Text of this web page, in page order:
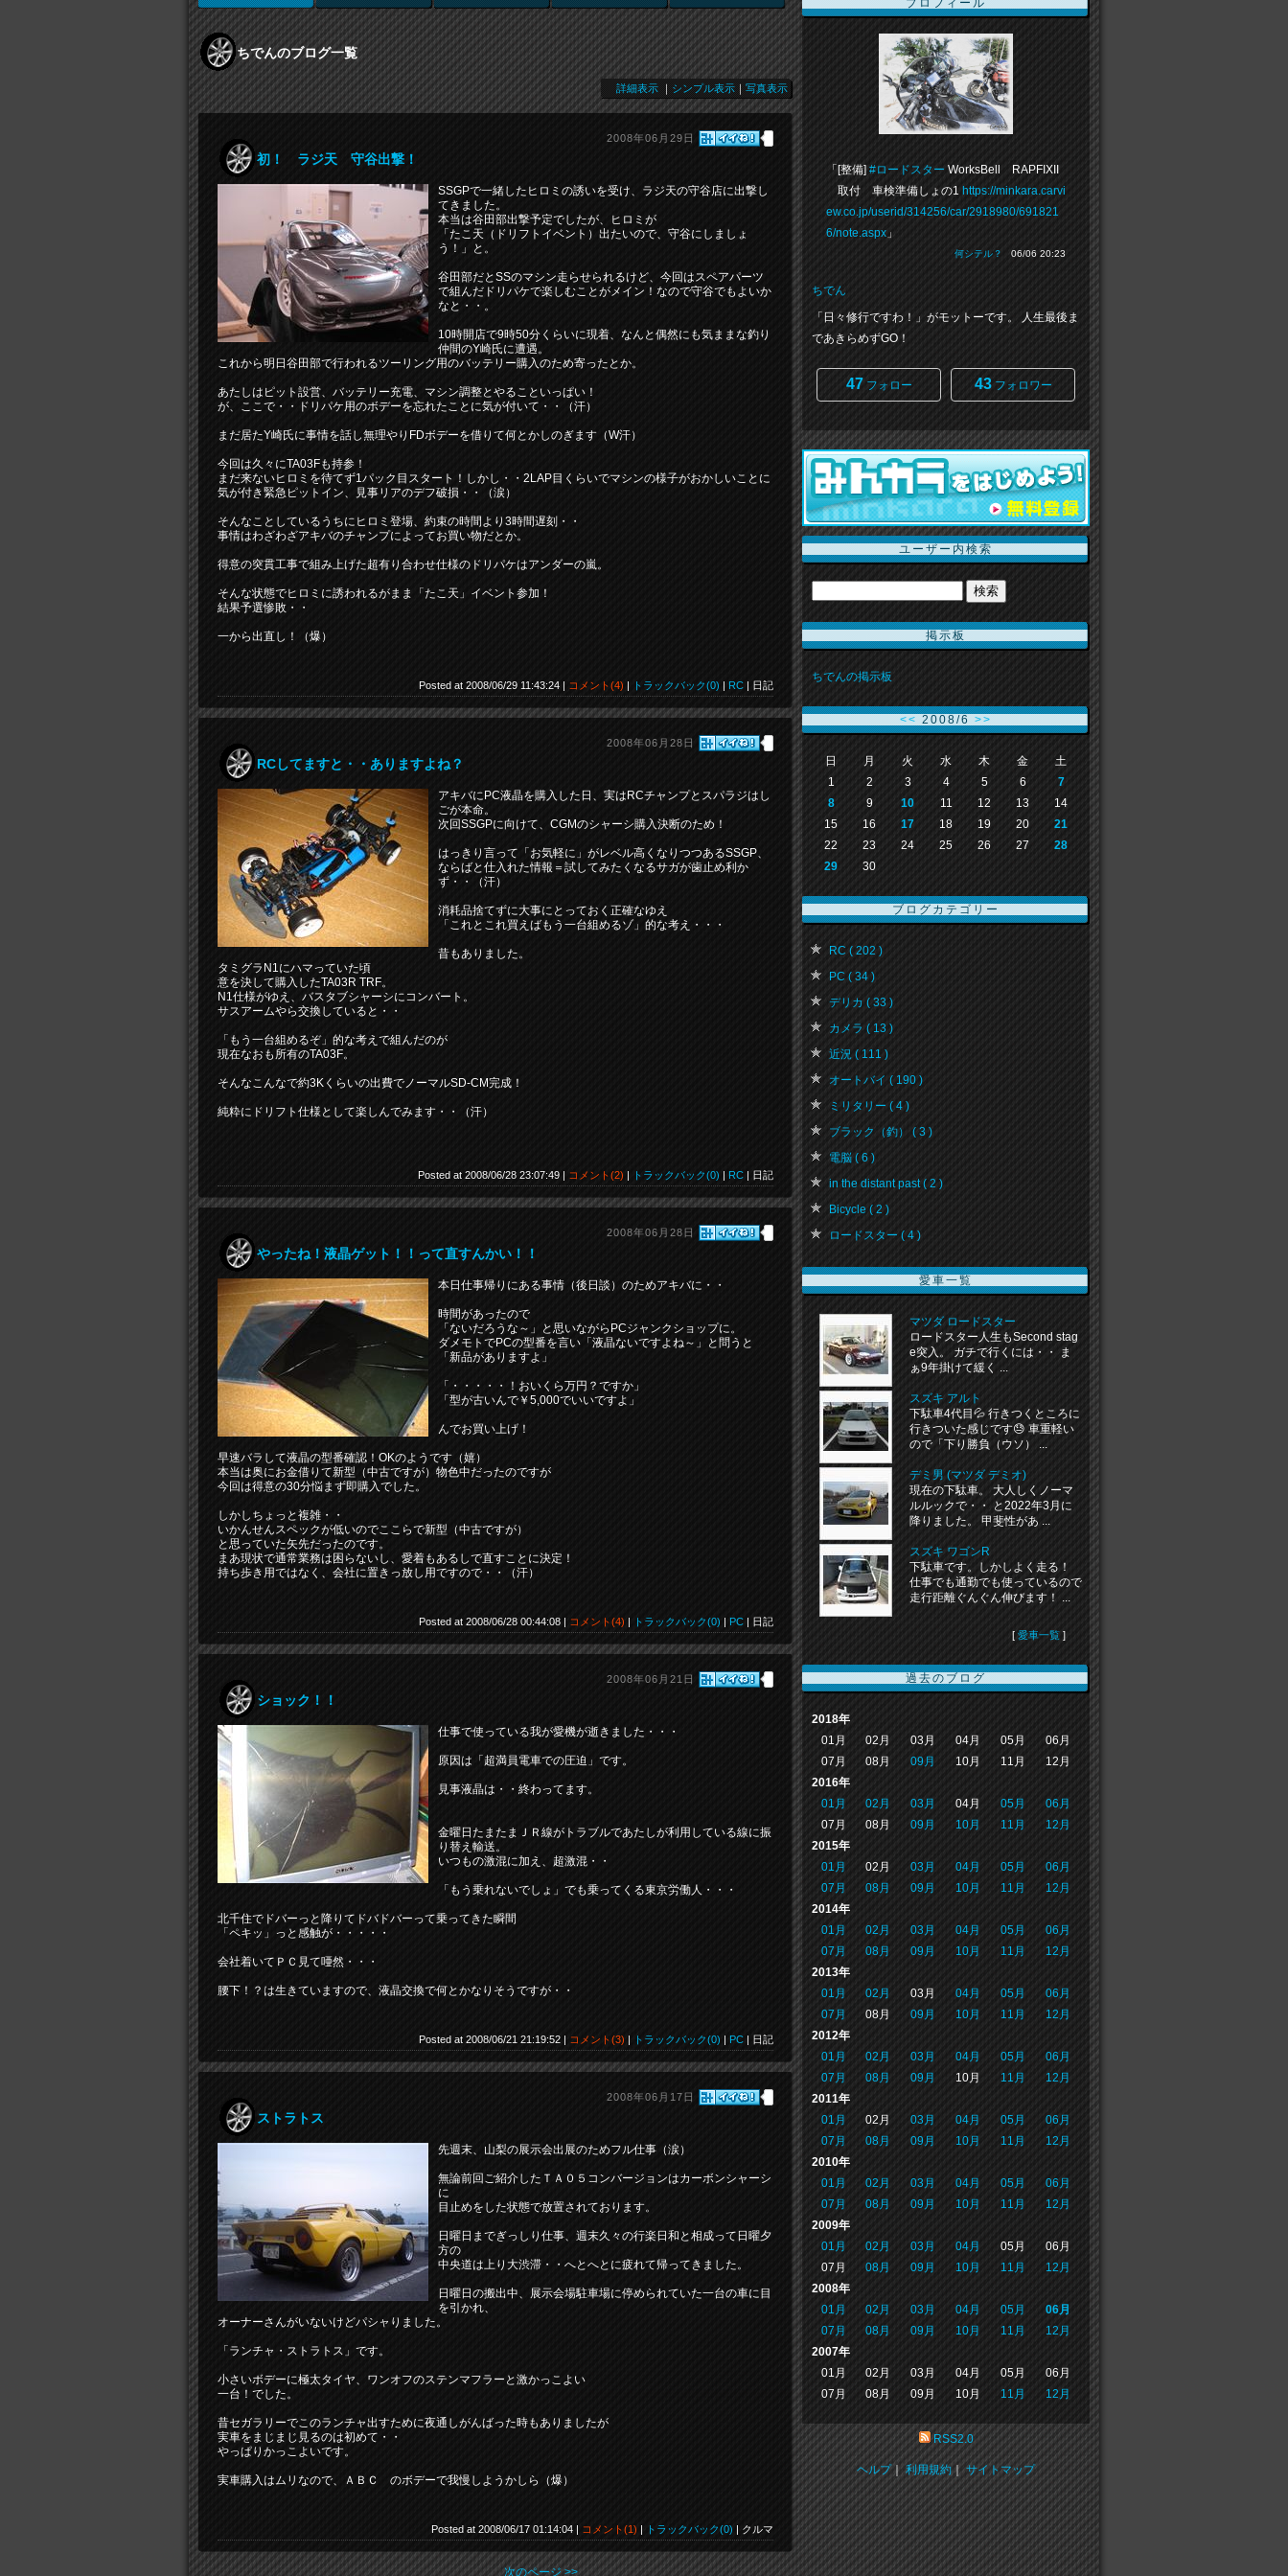
ちでんのブログ一覧
詳細表示 ｜ シンプル表示 ｜ 写真表示
2008年06月29日
初！ ラジ天 守谷出撃！
SSGPで一緒したヒロミの誘いを受け、ラジ天の守谷店に出撃し
てきました。
本当は谷田部出撃予定でしたが、ヒロミが
「たこ天（ドリフトイベント）出たいので、守谷にしましょ
う！」と。
谷田部だとSSのマシン走らせられるけど、今回はスペアパーツ
で組んだドリパケで楽しむことがメイン！なので守谷でもよいか
なと・・。
10時開店で9時50分くらいに現着、なんと偶然にも気ままな釣り
仲間のY崎氏に遭遇。
これから明日谷田部で行われるツーリング用のバッテリー購入のため寄ったとか。
あたしはピット設営、バッテリー充電、マシン調整とやることいっぱい！
が、ここで・・ドリパケ用のボデーを忘れたことに気が付いて・・（汗）
まだ居たY崎氏に事情を話し無理やりFDボデーを借りて何とかしのぎます（W汗）
今回は久々にTA03Fも持参！
まだ来ないヒロミを待てず1パック目スタート！しかし・・2LAP目くらいでマシンの様子がおかしいことに
気が付き緊急ピットイン、見事リアのデフ破損・・（涙）
そんなことしているうちにヒロミ登場、約束の時間より3時間遅刻・・
事情はわざわざアキバのチャンプによってお買い物だとか。
得意の突貫工事で組み上げた超有り合わせ仕様のドリパケはアンダーの嵐。
そんな状態でヒロミに誘われるがまま「たこ天」イベント参加！
結果予選惨敗・・
一から出直し！（爆）
Posted at 2008/06/29 11:43:24 | コメント(4) | トラックバック(0) | RC | 日記
2008年06月28日
RCしてますと・・ありますよね？
アキバにPC液晶を購入した日、実はRCチャンプとスパラジはし
ごが本命。
次回SSGPに向けて、CGMのシャーシ購入決断のため！
はっきり言って「お気軽に」がレベル高くなりつつあるSSGP、
ならばと仕入れた情報＝試してみたくなるサガが歯止め利か
ず・・（汗）
消耗品捨てずに大事にとっておく正確なゆえ
「これとこれ買えばもう一台組めるゾ」的な考え・・・
昔もありました。
タミグラN1にハマっていた頃
意を決して購入したTA03R TRF。
N1仕様がゆえ、バスタブシャーシにコンバート。
サスアームやら交換していると・・
「もう一台組めるぞ」的な考えで組んだのが
現在なおも所有のTA03F。
そんなこんなで約3Kくらいの出費でノーマルSD-CM完成！
純粋にドリフト仕様として楽しんでみます・・（汗）
Posted at 2008/06/28 23:07:49 | コメント(2) | トラックバック(0) | RC | 日記
2008年06月28日
やったね！液晶ゲット！！って直すんかい！！
本日仕事帰りにある事情（後日談）のためアキバに・・
時間があったので
「ないだろうな～」と思いながらPCジャンクショップに。
ダメモトでPCの型番を言い「液晶ないですよね～」と問うと
「新品がありますよ」
「・・・・・！おいくら万円？ですか」
「型が古いんで￥5,000でいいですよ」
んでお買い上げ！
早速バラして液晶の型番確認！OKのようです（嬉）
本当は奥にお金借りて新型（中古ですが）物色中だったのですが
今回は得意の30分悩まず即購入でした。
しかしちょっと複雑・・
いかんせんスペックが低いのでここらで新型（中古ですが）
と思っていた矢先だったのです。
まあ現状で通常業務は困らないし、愛着もあるしで直すことに決定！
持ち歩き用ではなく、会社に置きっ放し用ですので・・（汗）
Posted at 2008/06/28 00:44:08 | コメント(4) トラックバック(0) PC | 日記
2008年06月21日
ショック！！
仕事で使っている我が愛機が逝きました・・・
原因は「超満員電車での圧迫」です。
見事液晶は・・終わってます。
金曜日たまたまＪＲ線がトラブルであたしが利用している線に振
り替え輸送。
いつもの激混に加え、超激混・・
「もう乗れないでしょ」でも乗ってくる東京労働人・・・
北千住でドバーっと降りてドバドバーって乗ってきた瞬間
「ペキッ」っと感触が・・・・・
会社着いてＰＣ見て唖然・・・
腰下！？は生きていますので、液晶交換で何とかなりそうですが・・
Posted at 2008/06/21 21:19:52 | コメント(3) トラックバック(0) PC | 日記
2008年06月17日
ストラトス
先週末、山梨の展示会出展のためフル仕事（涙）
無論前回ご紹介したＴＡ０５コンバージョンはカーボンシャーシ
に
目止めをした状態で放置されております。
日曜日までぎっしり仕事、週末久々の行楽日和と相成って日曜夕
方の
中央道は上り大渋滞・・へとへとに疲れて帰ってきました。
日曜日の搬出中、展示会場駐車場に停められていた一台の車に目
を引かれ、
オーナーさんがいないけどパシャりました。
「ランチャ・ストラトス」です。
小さいボデーに極太タイヤ、ワンオフのステンマフラーと激かっこよい
一台！でした。
昔セガラリーでこのランチャ出すために夜通しがんばった時もありましたが
実車をまじまじ見るのは初めて・・
やっぱりかっこよいです。
実車購入はムリなので、ＡＢＣ のボデーで我慢しようかしら（爆）
Posted at 2008/06/17 01:14:04 | コメント(1) トラックバック(0) | クルマ
次のページ >>
プロフィール
「[整備] #ロードスター WorksBell RAPFIXII
取付 車検準備しょの1 https://minkara.carvi
ew.co.jp/userid/314256/car/2918980/691821
6/note.aspx 」
何シテル？ 06/06 20:23
ちでん
「日々修行ですわ！」がモットーです。 人生最後ま
であきらめずGO！
47 フォロー 43フォロワー
ユーザー内検索
掲示板
ちでんの掲示板
<< 2008/6 >>
日 月 火 水 木 金
土
1
2 3 4 5 6
7
8
9 10 11 12 13
14
15
16 17 18 19 20
21
22
23 24 25 26 27
28
29
30
ブログカテゴリー
RC ( 202 )
PC ( 34 )
デリカ ( 33 )
カメラ ( 13 )
近況 ( 111 )
オートバイ ( 190 )
ミリタリー ( 4 )
ブラック（釣） ( 3 )
電脳 ( 6 )
in the distant past ( 2 )
Bicycle ( 2 )
ロードスター ( 4 )
愛車一覧
マツダ ロードスター
ロードスター人生もSecond stag
e突入。 ガチで行くには・・ ま
ぁ9年掛けて緩く ...
スズキ アルト
下駄車4代目💦 行きつくところに
行きついた感じです😓 車重軽い
ので「下り勝負（ウソ） ...
デミ男 (マツダ デミオ)
現在の下駄車。 大人しくノーマ
ルルックで・・ と2022年3月に
降りました。 甲斐性があ ...
スズキ ワゴンR
下駄車です。しかしよく走る！
仕事でも通勤でも使っているので
走行距離ぐんぐん伸びます！ ...
[ 愛車一覧 ]
過去のブログ
2018年
01月
02月 03月 04月 05月
06月
07月
08月 09月 10月 11月
12月
2016年
01月
02月 03月 04月 05月
06月
07月
08月 09月 10月 11月
12月
2015年
01月
02月 03月 04月 05月
06月
07月
08月 09月 10月 11月
12月
2014年
01月
02月 03月 04月 05月
06月
07月
08月 09月 10月 11月
12月
2013年
01月
02月 03月 04月 05月
06月
07月
08月 09月 10月 11月
12月
2012年
01月
02月 03月 04月 05月
06月
07月
08月 09月 10月 11月
12月
2011年
01月
02月 03月 04月 05月
06月
07月
08月 09月 10月 11月
12月
2010年
01月
02月 03月 04月 05月
06月
07月
08月 09月 10月 11月
12月
2009年
01月
02月 03月 04月 05月
06月
07月
08月 09月 10月 11月
12月
2008年
01月
02月 03月 04月 05月
06月
07月
08月 09月 10月 11月
12月
2007年
01月
02月 03月 04月 05月
06月
07月
08月 09月 10月 11月 12月
RSS2.0
ヘルプ｜利用規約 ｜サイトマップ